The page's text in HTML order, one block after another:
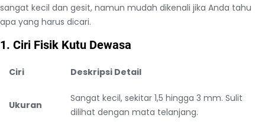
sangat kecil dan gesit, namun mudah dikenali jika Anda tahu
apa yang harus dicari.
1. Ciri Fisik Kutu Dewasa
Ciri Deskripsi Detail
Ukuran
Sangat kecil, sekitar 1,5 hingga 3 mm. Sulit
dilihat dengan mata telanjang.